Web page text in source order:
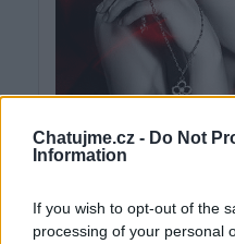
Chatujme.cz - Do Not
Information
If you wish to opt-out of the
processing of your personal